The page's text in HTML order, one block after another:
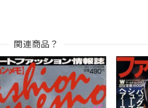
関連商品？